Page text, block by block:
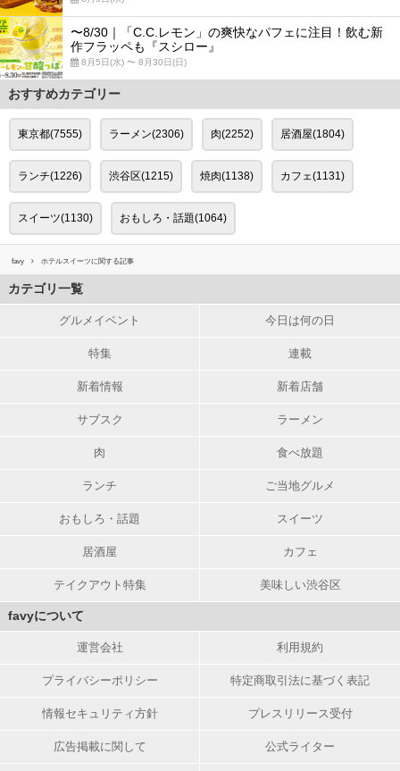
〜8/30｜「C.C.レモン」の爽快なパフェに注目！飲む新
作フラッペも『スシロー』
8月5日(水) 〜 8月30日(日)
おすすめカテゴリー
東京都(7555) ラーメン(2306) 肉(2252) 居酒屋(1804)
ランチ(1226) 渋谷区(1215) 焼肉(1138) カフェ(1131)
スイーツ(1130) おもしろ・話題(1064)
favy ホテルスイーツに関する記事
カテゴリ一覧
グルメイベント 今日は何の日
特集 連載
新着情報 新着店舗
サブスク ラーメン
肉 食べ放題
ランチ ご当地グルメ
おもしろ・話題 スイーツ
居酒屋 カフェ
テイクアウト特集 美味しい渋谷区
favyについて
運営会社 利用規約
プライバシーポリシー 特定商取引法に基づく表記
情報セキュリティ方針 プレスリリース受付
広告掲載に関して 公式ライター